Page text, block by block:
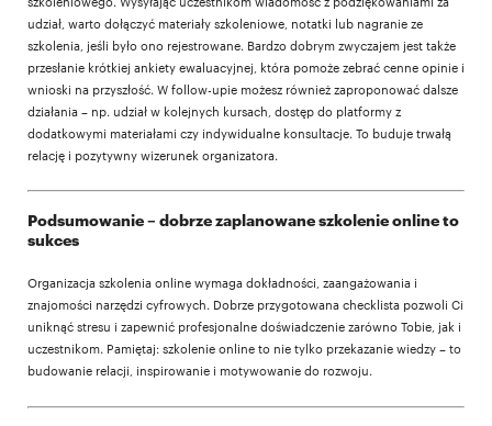
szkoleniowego. Wysyłając uczestnikom wiadomość z podziękowaniami za
udział, warto dołączyć materiały szkoleniowe, notatki lub nagranie ze
szkolenia, jeśli było ono rejestrowane. Bardzo dobrym zwyczajem jest także
przesłanie krótkiej ankiety ewaluacyjnej, która pomoże zebrać cenne opinie i
wnioski na przyszłość. W follow-upie możesz również zaproponować dalsze
działania – np. udział w kolejnych kursach, dostęp do platformy z
dodatkowymi materiałami czy indywidualne konsultacje. To buduje trwałą
relację i pozytywny wizerunek organizatora.
Podsumowanie – dobrze zaplanowane szkolenie online to
sukces
Organizacja szkolenia online wymaga dokładności, zaangażowania i
znajomości narzędzi cyfrowych. Dobrze przygotowana checklista pozwoli Ci
uniknąć stresu i zapewnić profesjonalne doświadczenie zarówno Tobie, jak i
uczestnikom. Pamiętaj: szkolenie online to nie tylko przekazanie wiedzy – to
budowanie relacji, inspirowanie i motywowanie do rozwoju.